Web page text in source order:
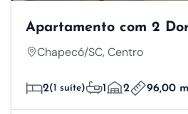
Apartamento com 2
Chapecó/SC, Centro
2(1 suíte) 1 2 96,00